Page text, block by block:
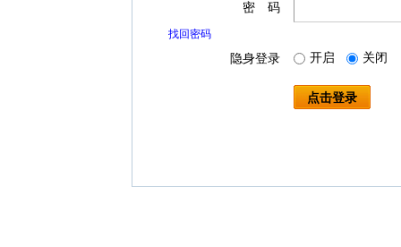
密 码
找回密码
隐身登录 开启 关闭
点击登录